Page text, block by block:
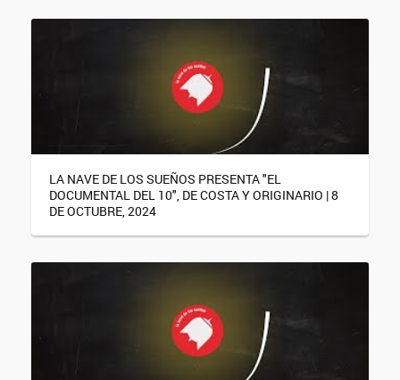
LA NAVE DE LOS SUEÑOS PRESENTA "EL
DOCUMENTAL DEL 10", DE COSTA Y ORIGINARIO | 8
DE OCTUBRE, 2024